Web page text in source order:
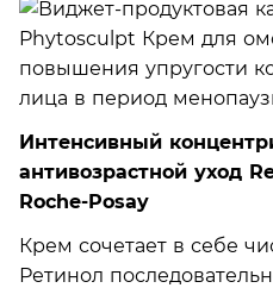
Интенсивный
антивозрастной уход
Roche-Posay
Крем сочетает в себе
Ретинол